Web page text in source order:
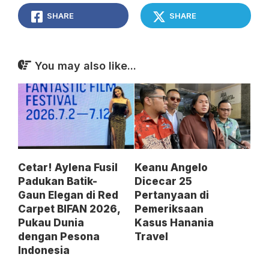
SHARE SHARE
You may also like...
Cetar! Aylena Fusil
Padukan Batik-
Gaun Elegan di Red
Carpet BIFAN 2026,
Pukau Dunia
dengan Pesona
Indonesia
Keanu Angelo
Dicecar 25
Pertanyaan di
Pemeriksaan
Kasus Hanania
Travel